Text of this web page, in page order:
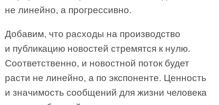
не линейно, а прогрессивно.
Добавим, что расходы на производство
и публикацию новостей стремятся к нулю.
Соответственно, и новостной поток будет
расти не линейно, а по экспоненте. Ценность
и значимость сообщений для жизни человека